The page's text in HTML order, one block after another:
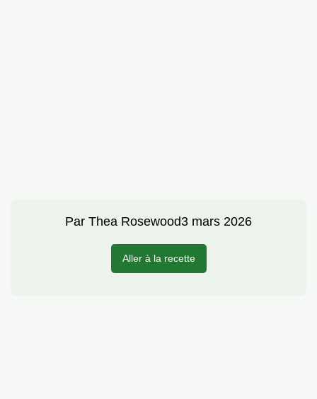
Par Thea Rosewood3 mars 2026
Aller à la recette